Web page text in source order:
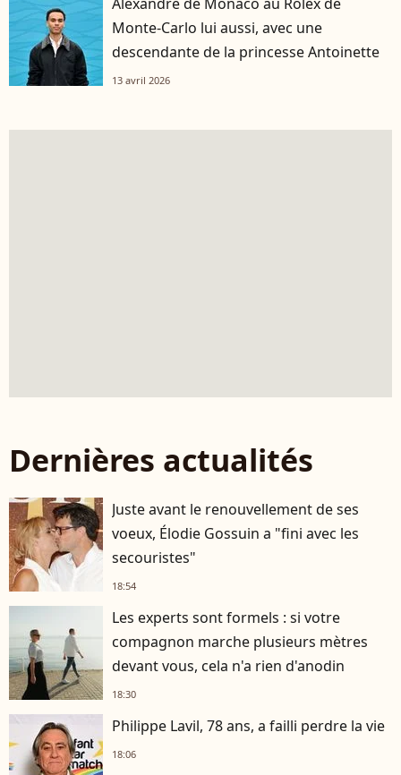
Monte-Carlo lui aussi, avec une
descendante de la princesse Antoinette
13 avril 2026
Dernières actualités
Juste avant le renouvellement de ses
voeux, Élodie Gossuin a "fini avec les
secouristes"
18:54
Les experts sont formels : si votre
compagnon marche plusieurs mètres
devant vous, cela n'a rien d'anodin
18:30
Philippe Lavil, 78 ans, a failli perdre la vie
18:06